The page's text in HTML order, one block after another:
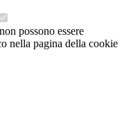
possono essere
nella pagina della cookie